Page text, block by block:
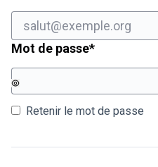
Mot de passe*Champ
Retenir le mot de passe